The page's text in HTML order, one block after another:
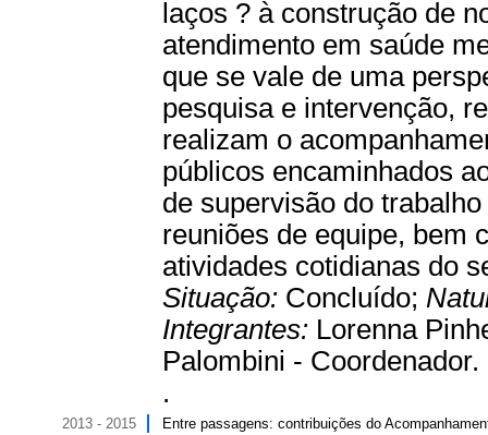
laços ? à construção de
atendimento em saúde
que se vale de uma
pesquisa e intervenção,
realizam o
públicos encaminhados
de supervisão do
reuniões de equipe, bem
atividades cotidianas do
Situação: Concluído;
Integrantes: Lorenna
Palombini - Coordenador.
.
2013 - 2015 Entre passagens: contribuições do